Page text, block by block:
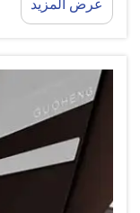
شريطي باستخدام
عرض المزيد